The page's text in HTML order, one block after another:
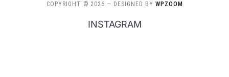
COPYRIGHT © 2026 — DESIGNED BY WPZOOM
INSTAGRAM